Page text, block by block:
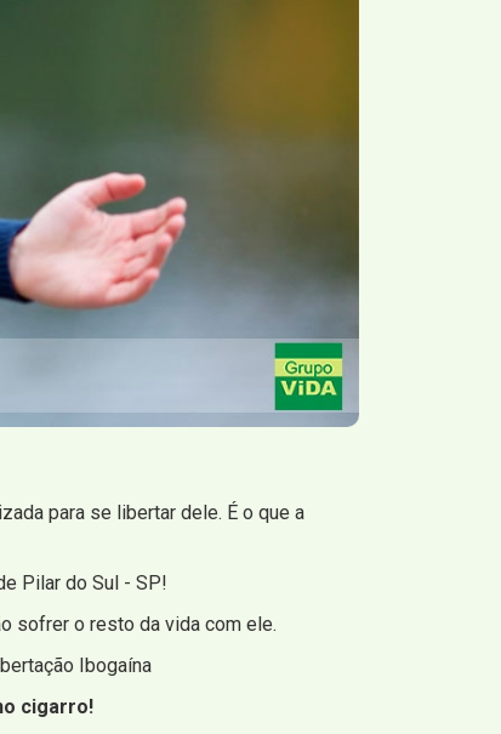
para se libertar dele. É o que a
Pilar do Sul - SP!
sofrer o resto da vida com ele.
Ibogaína
cigarro!